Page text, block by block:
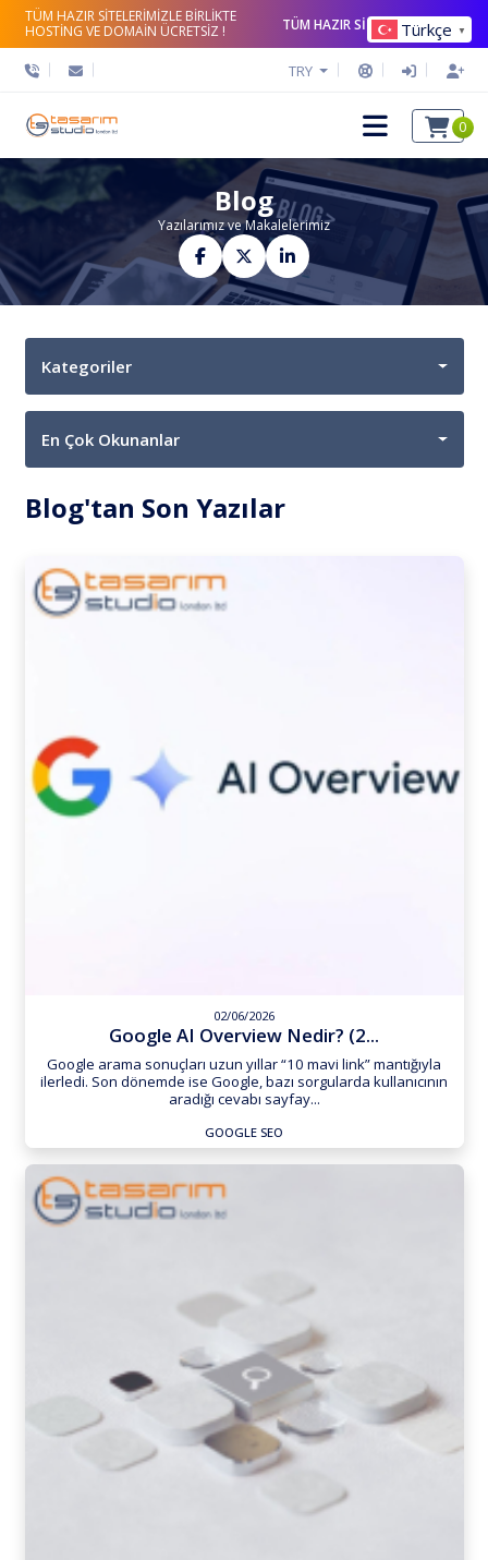
TÜM HAZIR SİTELERİMİZLE BİRLİKTE
HOSTİNG VE DOMAİN ÜCRETSİZ !
TÜM HAZIR SİTELERİ İNCELE
TRY
0
Blog
Yazılarımız ve Makalelerimiz
Blog'tan Son Yazılar
02/06/2026
Google AI Overview Nedir? (2...
Google arama sonuçları uzun yıllar “10 mavi link” mantığıyla
ilerledi. Son dönemde ise Google, bazı sorgularda kullanıcının
aradığı cevabı sayfay...
GOOGLE SEO
Kategoriler
En Çok Okunanlar
Türkçe ▼